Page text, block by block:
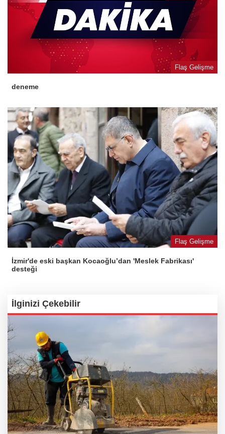
Flaş Gelişme
deneme
Flaş Gelişme
İzmir'de eski başkan Kocaoğlu’dan 'Meslek Fabrikası'
desteği
İlginizi Çekebilir